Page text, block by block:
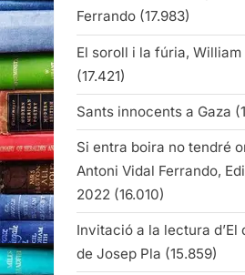
Ferrando (17.983)
El soroll i la fúria,
(17.421)
Sants innocents a Gaza
Si entra boira no tendré
Antoni Vidal Ferrando,
2022 (16.010)
Invitació a la lectura d’El
de Josep Pla (15.859)